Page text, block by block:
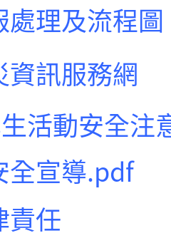
理及流程圖
訊服務網
活動安全注
全宣導.pdf
責任